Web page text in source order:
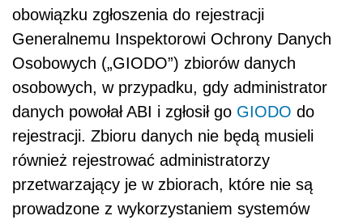
obowiązku zgłoszenia do rejestracji
Generalnemu Inspektorowi Ochrony Danych
Osobowych („GIODO”) zbiorów danych
osobowych, w przypadku, gdy administrator
danych powołał ABI i zgłosił go GIODO do
rejestracji. Zbioru danych nie będą musieli
również rejestrować administratorzy
przetwarzający je w zbiorach, które nie są
prowadzone z wykorzystaniem systemów